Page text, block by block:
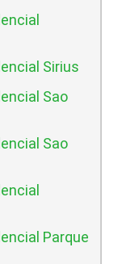
Sirius
Sao
Sao
Parque